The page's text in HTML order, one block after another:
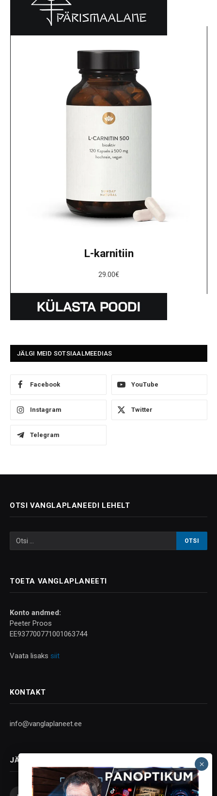
L-karnitiin
29.00€
JÄLGI MEID SOTSIAALMEEDIAS
Facebook YouTube
Instagram Twitter
Telegram
OTSI VANGLAPLANEEDI LEHELT
TOETA VANGLAPLANEETI
Konto andmed:
Peeter Proos
EE937700771001063744
Vaata lisaks siit
KONTAKT
info@vanglaplaneet.ee
JÄLGI SOTSIAALMEEDIAS